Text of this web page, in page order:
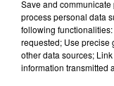
podcasts/2025/01/
Save and
process personal data
following
requested; Use precise
other data sources;
information transmitted